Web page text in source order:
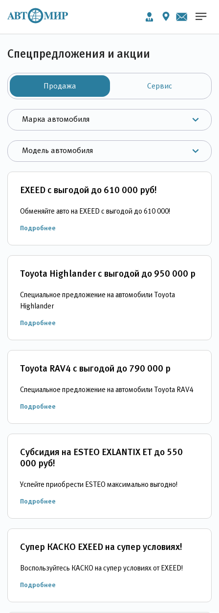
Спецпредложения и акции
Продажа Сервис
EXEED с выгодой до 610 000 руб!
Обменяйте авто на EXEED c выгодой до 610 000!
Подробнее
Toyota Highlander c выгодой до 950 000 р
Специальное предложение на автомобили Toyota
Highlander
Подробнее
Toyota RAV4 c выгодой до 790 000 р
Специальное предложение на автомобили Toyota RAV4
Подробнее
Субсидия на ESTEO EXLANTIX ET до 550
000 руб!
Успейте приобрести ESTEO максимально выгодно!
Подробнее
Супер КАСКО EXEED на супер условиях!
Воспользуйтесь КАСКО на супер условиях от EXEED!
Подробнее